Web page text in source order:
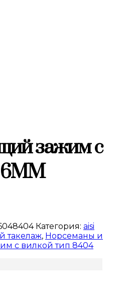
зажим с
Категория: aisi
такелаж, Норсеманы и
с вилкой тип 8404